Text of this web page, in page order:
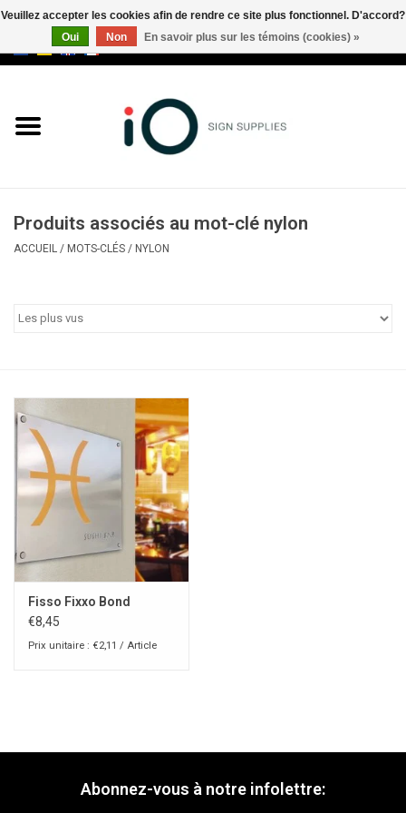
Marques
Appelez-nous au +32 3 353 67
Produits associés au mot-clé nylon
ACCUEIL / MOTS-CLÉS / NYLON
Fisso Fixxo Bond
€8,45
Prix unitaire : €2,11 / Article
Abonnez-vous à notre infolettre:
Veuillez accepter les cookies afin de rendre ce site plus fonctionnel. D'accord?
Oui
Non En savoir plus sur les témoins (cookies) »